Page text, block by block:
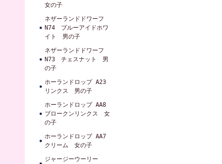
女の子
ネザーランドドワーフ
N74 ブルーアイドホワ
イト 男の子
ネザーランドドワーフ
N73 チェスナット 男
の子
ホーランドロップ A23
リンクス 男の子
ホーランドロップ AA8
ブロークンリンクス 女
の子
ホーランドロップ AA7
クリーム 女の子
ジャージーウーリー